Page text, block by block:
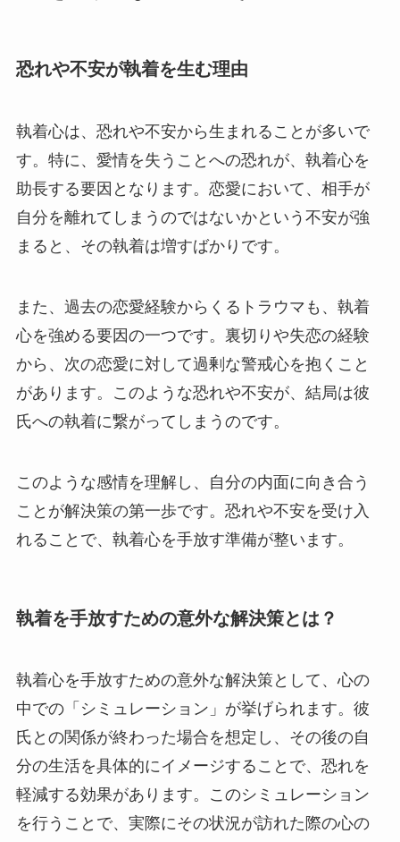
恐れや不安が執着を生む理由
執着心は、恐れや不安から生まれることが多いで
す。特に、愛情を失うことへの恐れが、執着心を
助長する要因となります。恋愛において、相手が
自分を離れてしまうのではないかという不安が強
まると、その執着は増すばかりです。
また、過去の恋愛経験からくるトラウマも、執着
心を強める要因の一つです。裏切りや失恋の経験
から、次の恋愛に対して過剰な警戒心を抱くこと
があります。このような恐れや不安が、結局は彼
氏への執着に繋がってしまうのです。
このような感情を理解し、自分の内面に向き合う
ことが解決策の第一歩です。恐れや不安を受け入
れることで、執着心を手放す準備が整います。
執着を手放すための意外な解決策とは？
執着心を手放すための意外な解決策として、心の
中での「シミュレーション」が挙げられます。彼
氏との関係が終わった場合を想定し、その後の自
分の生活を具体的にイメージすることで、恐れを
軽減する効果があります。このシミュレーション
を行うことで、実際にその状況が訪れた際の心の